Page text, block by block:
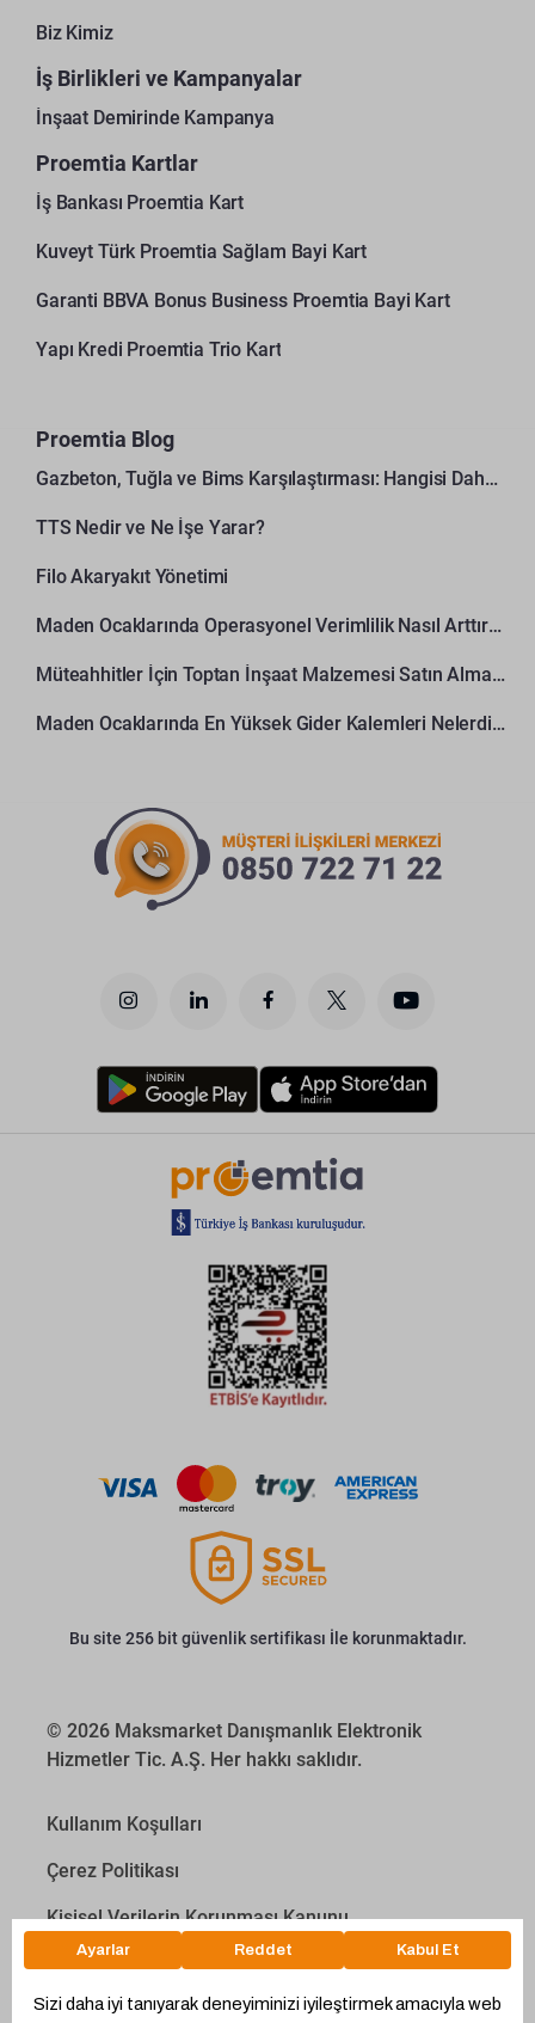
Biz Kimiz
İş Birlikleri ve Kampanyalar
İnşaat Demirinde Kampanya
Proemtia Kartlar
İş Bankası Proemtia Kart
Kuveyt Türk Proemtia Sağlam Bayi Kart
Garanti BBVA Bonus Business Proemtia Bayi Kart
Yapı Kredi Proemtia Trio Kart
Proemtia Blog
Gazbeton, Tuğla ve Bims Karşılaştırması: Hangisi Daha Avantajlı?
TTS Nedir ve Ne İşe Yarar?
Filo Akaryakıt Yönetimi
Maden Ocaklarında Operasyonel Verimlilik Nasıl Arttırılır?
Müteahhitler İçin Toptan İnşaat Malzemesi Satın Alma Rehberi
Maden Ocaklarında En Yüksek Gider Kalemleri Nelerdir?
Bu site 256 bit güvenlik sertifikası İle korunmaktadır.
© 2026 Maksmarket Danışmanlık Elektronik
Hizmetler Tic. A.Ş. Her hakkı saklıdır.
Kullanım Koşulları
Çerez Politikası
Kişisel Verilerin Korunması Kanunu
İletişim Aydınlatma Metni
Proyakıt